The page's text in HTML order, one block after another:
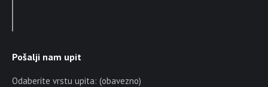
Pošalji nam upit
Odaberite vrstu upita: (obavezno)